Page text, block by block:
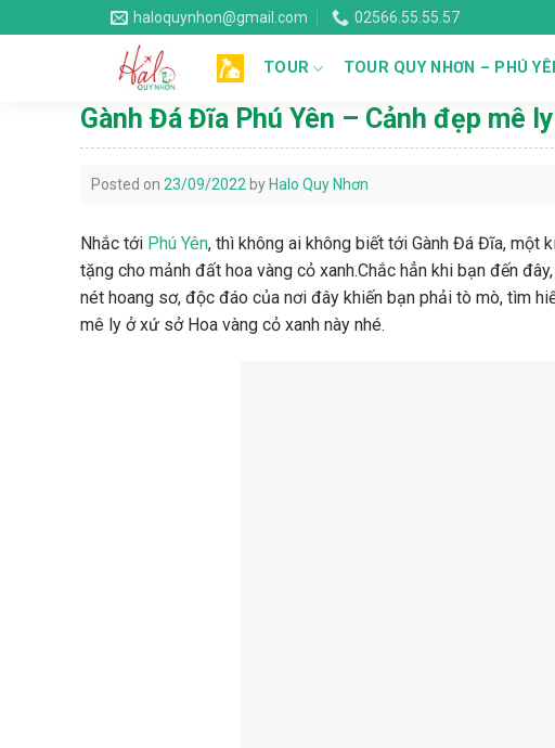
to
haloquynhon@gmail.com 02566.55.55.57
TOUR TOUR QUY NHƠN – PHÚ
Gành Đá Đĩa Phú Yên – Cảnh đẹp mê
Posted on 23/09/2022 by Halo Quy Nhơn
Nhắc tới Phú Yên, thì không ai không biết tới Gành Đá Đĩa, một
tặng cho mảnh đất hoa vàng cỏ xanh.Chắc hẳn khi bạn đến
nét hoang sơ, độc đáo của nơi đây khiến bạn phải tò mò, tìm
mê ly ở xứ sở Hoa vàng cỏ xanh này nhé.